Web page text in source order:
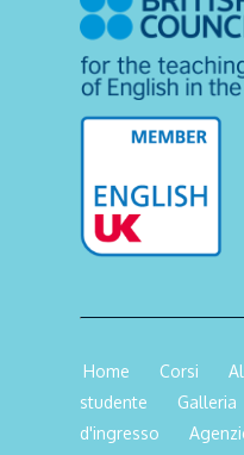
Home Corsi
studente
Galleria
d'ingresso